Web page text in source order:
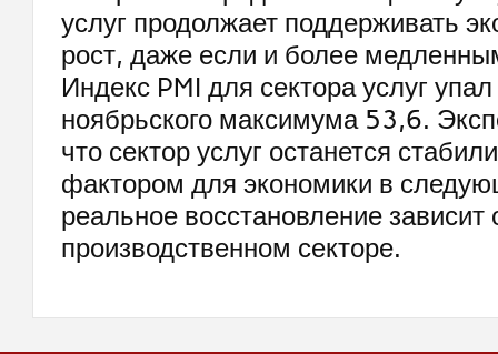
услуг продолжает поддерживать
рост, даже если и более
Индекс PMI для сектора услуг
ноябрьского максимума 53,6.
что сектор услуг останется
фактором для экономики в
реальное восстановление зависит
производственном секторе.